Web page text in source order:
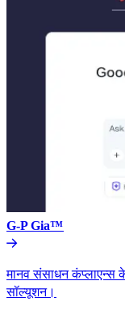
G-P Gia™​​
मानव संसाधन कंप्लाएन्स
सॉल्यूशन।​​